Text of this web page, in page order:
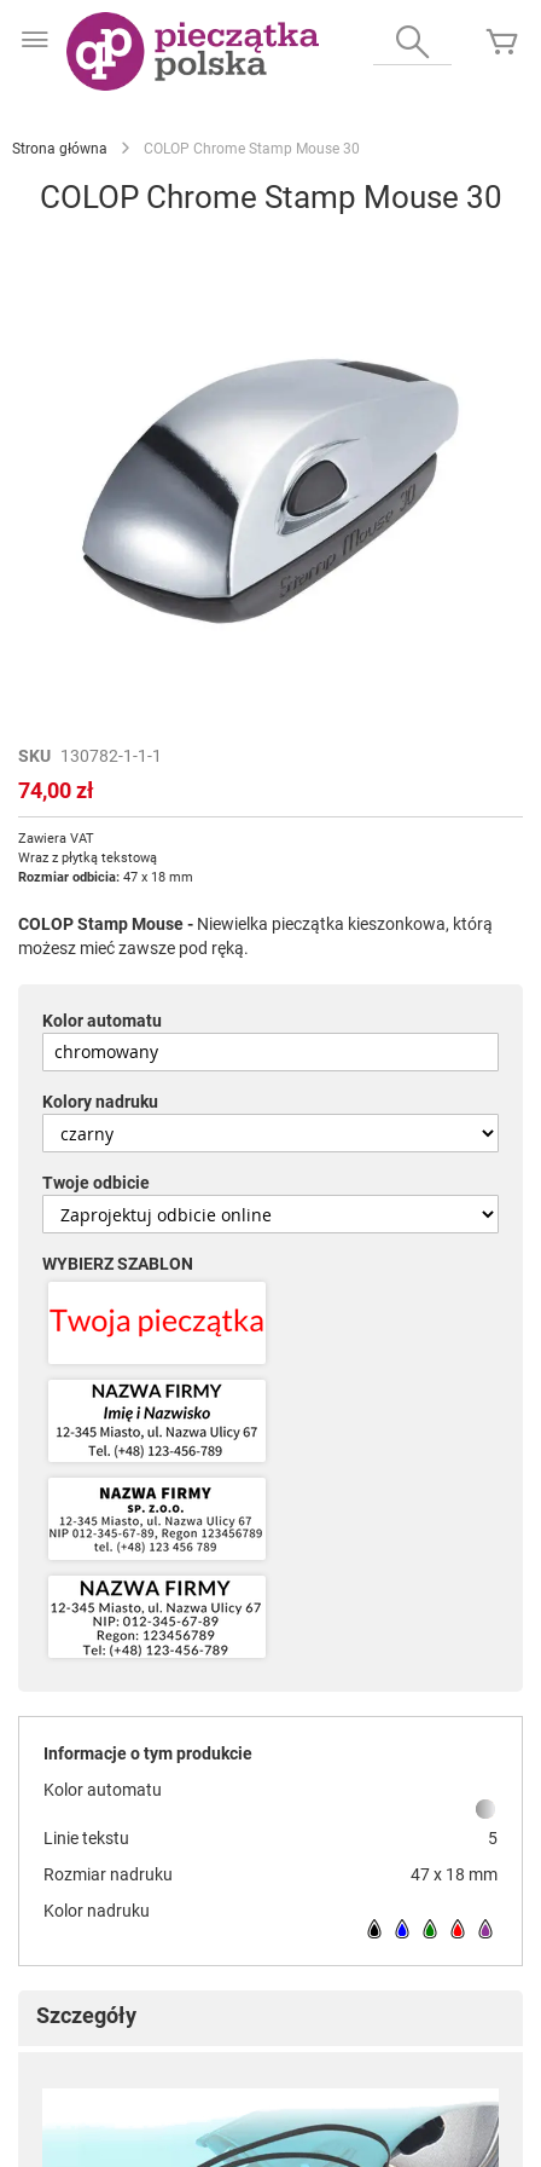
do
Wyszukaj
Strona główna COLOP Chrome Stamp Mouse 30
COLOP Chrome Stamp Mouse 30
Przejdź
na
początek
SKU 130782-1-1-1
74,00 zł
Zawiera VAT
Wraz z płytką tekstową
Rozmiar odbicia: 47 x 18 mm
COLOP Stamp Mouse - Niewielka pieczątka kieszonkowa, którą
możesz mieć zawsze pod ręką.
Kolor automatu
Kolory nadruku
Twoje odbicie
WYBIERZ SZABLON
Informacje o tym produkcie
Kolor automatu
Linie tekstu
5
Rozmiar nadruku
47 x 18 mm
Kolor nadruku
Szczegóły